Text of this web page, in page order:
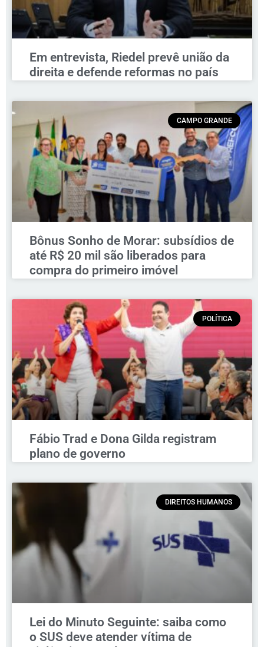
Em entrevista, Riedel prevê união da
direita e defende reformas no país
CAMPO GRANDE
Bônus Sonho de Morar: subsídios de
até R$ 20 mil são liberados para
compra do primeiro imóvel
POLÍTICA
Fábio Trad e Dona Gilda registram
plano de governo
DIREITOS HUMANOS
Lei do Minuto Seguinte: saiba como
o SUS deve atender vítima de